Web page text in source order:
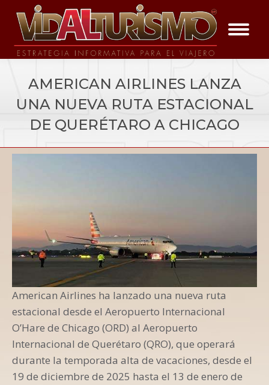
AMERICAN AIRLINES LANZA
UNA NUEVA RUTA ESTACIONAL
DE QUERÉTARO A CHICAGO
American Airlines ha lanzado una nueva ruta
estacional desde el Aeropuerto Internacional
O’Hare de Chicago (ORD) al Aeropuerto
Internacional de Querétaro (QRO), que operará
durante la temporada alta de vacaciones, desde el
19 de diciembre de 2025 hasta el 13 de enero de